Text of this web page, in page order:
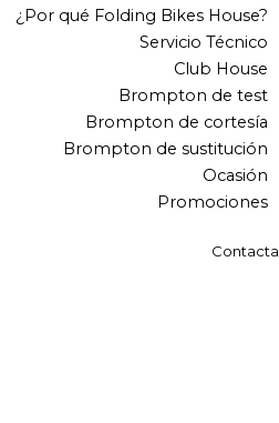
¿Por qué Folding Bikes House?
Servicio Técnico
Club House
Brompton de test
Brompton de cortesía
Brompton de sustitución
Ocasión
Promociones
Contacta